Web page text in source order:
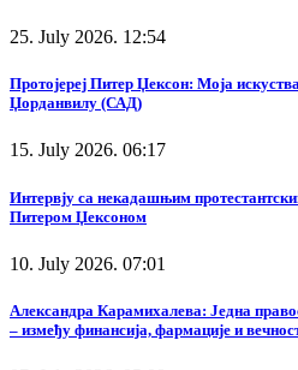
25. July 2026. 12:54
Протојереј Питер Џексон: Моја
Џорданвилу (САД)
15. July 2026. 06:17
Интервју са некадашњим
Питером Џексоном
10. July 2026. 07:01
Александра Карамихалева: Једна
– између финансија, фармације и